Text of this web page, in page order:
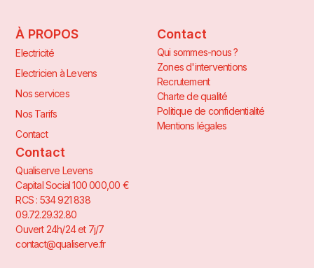
À PROPOS
Electricité
Electricien à Levens
Nos services
Nos Tarifs
Contact
Contact
Qui sommes-nous ?
Zones d'interventions
Recrutement
Charte de qualité
Politique de confidentialité
Mentions légales
Contact
Qualiserve Levens
Capital Social 100 000,00 €
RCS : 534 921 838
09.72.29.32.80
Ouvert 24h/24 et 7j/7
contact@qualiserve.fr